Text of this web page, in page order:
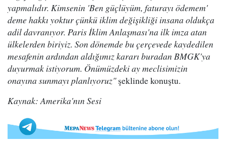
yapmalıdır. Kimsenin 'Ben güçlüyüm, faturayı ödemem'
deme hakkı yoktur çünkü iklim değişikliği insana oldukça
adil davranıyor. Paris İklim Anlaşması'na ilk imza atan
ülkelerden biriyiz. Son dönemde bu çerçevede kaydedilen
mesafenin ardından aldığımız kararı buradan BMGK'ya
duyurmak istiyorum. Önümüzdeki ay meclisimizin
onayına sunmayı planlıyoruz"şeklinde konuştu.
Kaynak: Amerika'nın Sesi